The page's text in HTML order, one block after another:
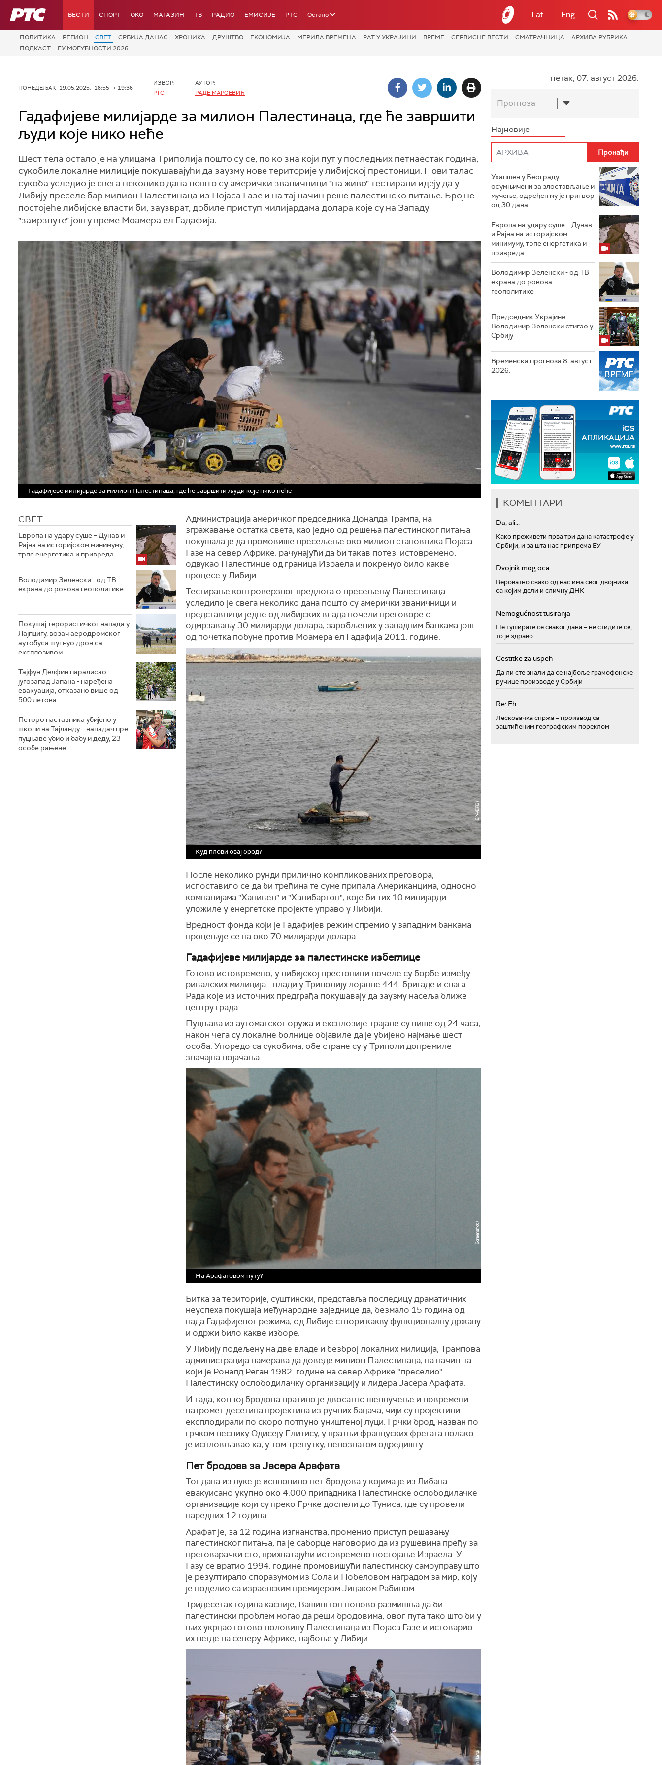
РТС ВЕСТИ СПОРТ OKO МАГАЗИН ТВ РАДИО ЕМИСИЈЕ РТС Остало Lat Eng
ПОЛИТИКА РЕГИОН СВЕТ СРБИЈА ДАНАС ХРОНИКА ДРУШТВО ЕКОНОМИЈА МЕРИЛА ВРЕМЕНА РАТ У УКРАЈИНИ ВРЕМЕ СЕРВИСНЕ ВЕСТИ СМАТРАЧНИЦА
АРХИВА РУБРИКА
ПОДКАСТ
ЕУ МОГУЋНОСТИ 2026
ПОНЕДЕЉАК, 19.05.2025, 18:55 -> 19:36
ИЗВОР:
РТС
АУТОР:
РАДЕ МАРОЕВИЋ
Гадафијеве милијарде за милион Палестинаца, где ће завршити
људи које нико неће
Шест тела остало је на улицама Триполија пошто су се, по ко зна који пут у последњих петнаестак година,
сукобиле локалне милиције покушавајући да заузму нове територије у либијској престоници. Нови талас
сукоба уследио је свега неколико дана пошто су амерички званичници "на живо" тестирали идеју да у
Либију преселе бар милион Палестинаца из Појаса Газе и на тај начин реше палестинско питање. Бројне
постојеће либијске власти би, заузврат, добиле приступ милијардама долара које су на Западу
"замрзнуте" још у време Моамера ел Гадафија.
Гадафијеве милијарде за милион Палестинаца, где ће завршити људи које нико неће
СВЕТ
Европа на удару суше – Дунав и
Рајна на историјском минимуму,
трпе енергетика и привреда
Володимир Зеленски - од ТВ
екрана до ровова геополитике
Покушај терористичког напада у
Лајпцигу, возач аеродромског
аутобуса шутнуо дрон са
експлозивом
Тајфун Делфин паралисао
југозапад Јапана - наређена
евакуација, отказано више од
500 летова
Петоро наставника убијено у
школи на Тајланду – нападач пре
пуцњаве убио и бабу и деду, 23
особе рањене
Администрација америчког председника Доналда Трампа, на
згражавање остатка света, као једно од решења палестинског питања
покушала је да промовише пресељење око милион становника Појаса
Газе на север Африке, рачунајући да би такав потез, истовремено,
одвукао Палестинце од граница Израела и покренуо било какве
процесе у Либији.
Тестирање контроверзног предлога о пресељењу Палестинаца
уследило је свега неколико дана пошто су амерички званичници и
представници једне од либијских влада почели преговоре о
одмрзавању 30 милијарди долара, заробљених у западним банкама још
од почетка побуне против Моамера ел Гадафија 2011. године.
Куд плови овај брод?
После неколико рунди прилично компликованих преговора,
испоставило се да би трећина те суме припала Американцима, односно
компанијама "Ханивел" и "Халибартон", које би тих 10 милијарди
уложиле у енергетске пројекте управо у Либији.
Вредност фонда који је Гадафијев режим спремио у западним банкама
процењује се на око 70 милијарди долара.
Гадафијеве милијарде за палестинске избеглице
Готово истовремено, у либијској престоници почеле су борбе између
ривалских милиција - влади у Триполију лојалне 444. бригаде и снага
Рада које из источних предграђа покушавају да заузму насеља ближе
центру града.
Пуцњава из аутоматског оружа и експлозије трајале су више од 24 часа,
након чега су локалне болнице објавиле да је убијено најмање шест
особа. Упоредо са сукобима, обе стране су у Триполи допремиле
значајна појачања.
На Арафатовом путу?
Битка за територије, суштински, представља последицу драматичних
неуспеха покушаја међународне заједнице да, безмало 15 година од
пада Гадафијевог режима, од Либије створи какву функционалну државу
и одржи било какве изборе.
У Либију подељену на две владе и безброј локалних милиција, Трампова
администрација намерава да доведе милион Палестинаца, на начин на
који је Роналд Реган 1982. године на север Африке "преселио"
Палестинску ослободилачку организацију и лидера Јасера Арафата.
И тада, конвој бродова пратило је двосатно шенлучење и повремени
ватромет десетина пројектила из ручних бацача, чији су пројектили
експлодирали по скоро потпуно уништеној луци. Грчки брод, назван по
грчком песнику Одисеју Елитису, у пратњи француских фрегата полако
је испловљавао ка, у том тренутку, непознатом одредишту.
Пет бродова за Јасера Арафата
Тог дана из луке је испловило пет бродова у којима је из Либана
евакуисано укупно око 4.000 припадника Палестинске ослободилачке
организације који су преко Грчке доспели до Туниса, где су провели
наредних 12 година.
Арафат је, за 12 година изгнанства, променио приступ решавању
палестинског питања, па је саборце наговорио да из рушевина пређу за
преговарачки сто, прихватајући истовремено постојање Израела. У
Газу се вратио 1994. године промовишући палестинску самоуправу што
је резултирало споразумом из Сола и Нобеловом наградом за мир, коју
је поделио са израелским премијером Јицаком Рабином.
Тридесетак година касније, Вашингтон поново размишља да би
палестински проблем могао да реши бродовима, овог пута тако што би у
њих укрцао готово половину Палестинаца из Појаса Газе и истоварио
их негде на северу Африке, најбоље у Либији.
петак, 07. август 2026.
Прогноза
Најновије
Ухапшен у Београду
осумњичени за злостављање и
мучење, одређен му је притвор
од 30 дана
Европа на удару суше – Дунав
и Рајна на историјском
минимуму, трпе енергетика и
привреда
Володимир Зеленски - од ТВ
екрана до ровова
геополитике
Председник Украјине
Володимир Зеленски стигао у
Србију
Временска прогноза 8. август
2026.
КОМЕНТАРИ
Da, ali...
Како преживети прва три дана катастрофе у
Србији, и за шта нас припрема ЕУ
Dvojnik mog oca
Вероватно свако од нас има свог двојника
са којим дели и сличну ДНК
Nemogućnost tusiranja
Не туширате се сваког дана – не стидите се,
то је здраво
Cestitke za uspeh
Да ли сте знали да се најбоље грамофонске
ручице производе у Србији
Re: Eh...
Лесковачка спржа – производ са
заштићеним географским пореклом